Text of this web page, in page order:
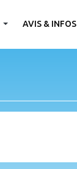
AVIS & INFOS